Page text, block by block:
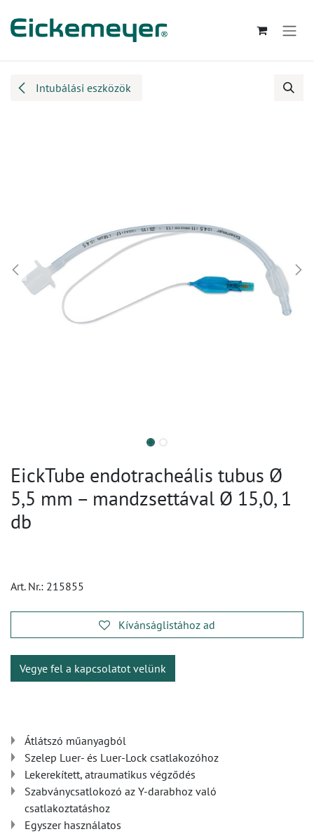
Intubálási eszközök
EickTube endotracheális tubus Ø
5,5 mm – mandzsettával Ø 15,0, 1
db
Art. Nr.: 215855
Kívánságlistához ad
Vegye fel a kapcsolatot velünk
Átlátszó műanyagból
Szelep Luer- és Luer-Lock csatlakozóhoz
Lekerekített, atraumatikus végződés
Szabványcsatlokozó az Y-darabhoz való
csatlakoztatáshoz
Egyszer használatos